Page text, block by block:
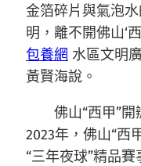
金箔碎片與氣泡
明，離不開佛山‘
包養網 水區文明
黃賢海說。
佛山“西甲”開
2023年，佛山“西
“三年夜球”精品